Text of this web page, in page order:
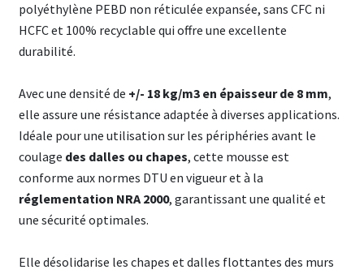
polyéthylène PEBD non réticulée expansée, sans CFC ni
HCFC et 100% recyclable qui offre une excellente
durabilité.
Avec une densité de +/- 18 kg/m3 en épaisseur de 8 mm,
elle assure une résistance adaptée à diverses applications.
Idéale pour une utilisation sur les périphéries avant le
coulage des dalles ou chapes, cette mousse est
conforme aux normes DTU en vigueur et à la
réglementation NRA 2000, garantissant une qualité et
une sécurité optimales.
Elle désolidarise les chapes et dalles flottantes des murs